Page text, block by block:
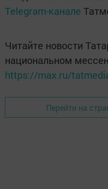
Telegram-канале
Читайте новости
национальном
https://max.ru/
Перейти на